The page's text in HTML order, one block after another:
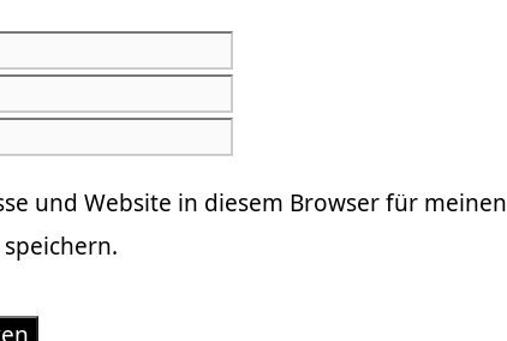
und Website in diesem Browser für meinen